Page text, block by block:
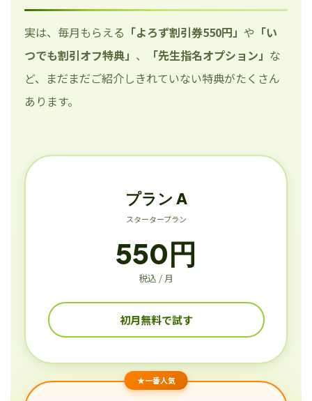
実は、毎月もらえる 「よろず割引券550円」 や 「い
つでも割引オフ特典」 、 「先生指名オプション」 な
ど、まだまだご紹介しきれていない特典がたくさん
あります。
プラン A
スタータープラン
550円
税込 / 月
初月無料で試す
★一番人気